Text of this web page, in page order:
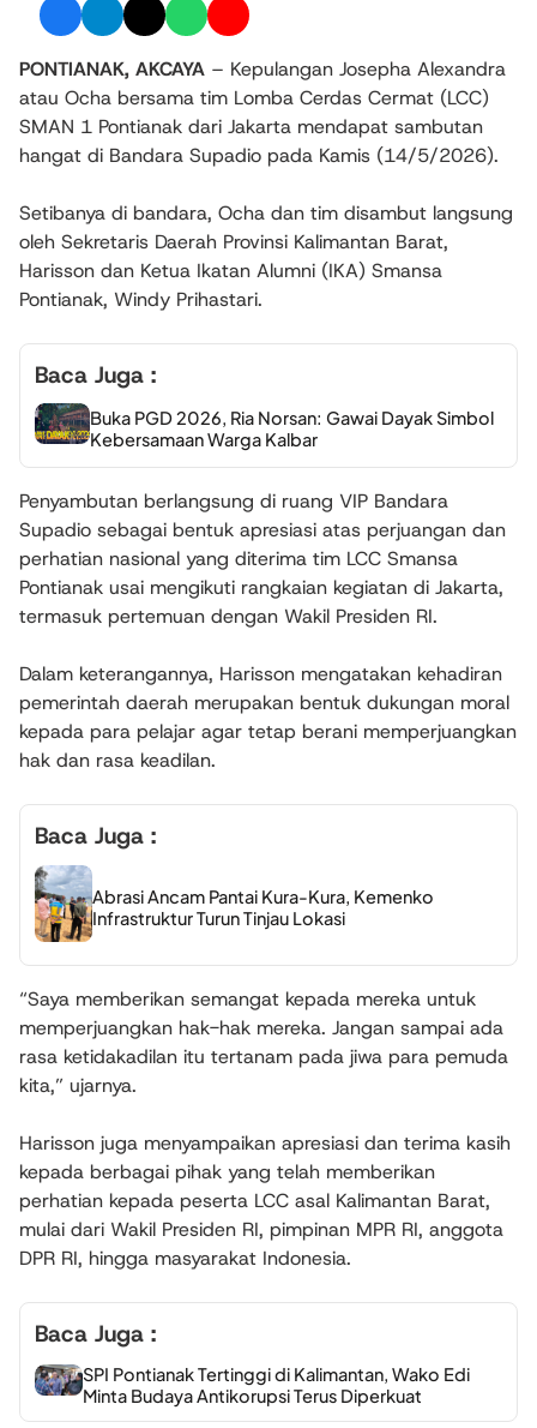
PONTIANAK, AKCAYA – Kepulangan Josepha Alexandra
atau Ocha bersama tim Lomba Cerdas Cermat (LCC)
SMAN 1 Pontianak dari Jakarta mendapat sambutan
hangat di Bandara Supadio pada Kamis (14/5/2026).
Setibanya di bandara, Ocha dan tim disambut langsung
oleh Sekretaris Daerah Provinsi Kalimantan Barat,
Harisson dan Ketua Ikatan Alumni (IKA) Smansa
Pontianak, Windy Prihastari.
Baca Juga :
Buka PGD 2026, Ria Norsan: Gawai Dayak Simbol
Kebersamaan Warga Kalbar
Penyambutan berlangsung di ruang VIP Bandara
Supadio sebagai bentuk apresiasi atas perjuangan dan
perhatian nasional yang diterima tim LCC Smansa
Pontianak usai mengikuti rangkaian kegiatan di Jakarta,
termasuk pertemuan dengan Wakil Presiden RI.
Dalam keterangannya, Harisson mengatakan kehadiran
pemerintah daerah merupakan bentuk dukungan moral
kepada para pelajar agar tetap berani memperjuangkan
hak dan rasa keadilan.
Baca Juga :
Abrasi Ancam Pantai Kura-Kura, Kemenko
Infrastruktur Turun Tinjau Lokasi
“Saya memberikan semangat kepada mereka untuk
memperjuangkan hak-hak mereka. Jangan sampai ada
rasa ketidakadilan itu tertanam pada jiwa para pemuda
kita,” ujarnya.
Harisson juga menyampaikan apresiasi dan terima kasih
kepada berbagai pihak yang telah memberikan
perhatian kepada peserta LCC asal Kalimantan Barat,
mulai dari Wakil Presiden RI, pimpinan MPR RI, anggota
DPR RI, hingga masyarakat Indonesia.
Baca Juga :
SPI Pontianak Tertinggi di Kalimantan, Wako Edi
Minta Budaya Antikorupsi Terus Diperkuat